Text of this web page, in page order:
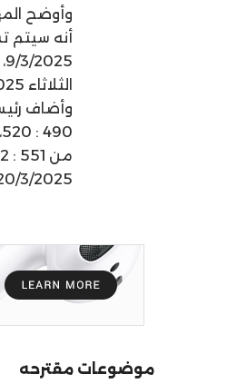
وأوضح
الثلاثاء 11/3/2025، والقطع من 461 : 490، يوم الأربعاء 12/3/2025.
وأضاف
20/3/2025، للذين تخلفوا عن الاستلام في المواعيد
موضوعات مقترحه